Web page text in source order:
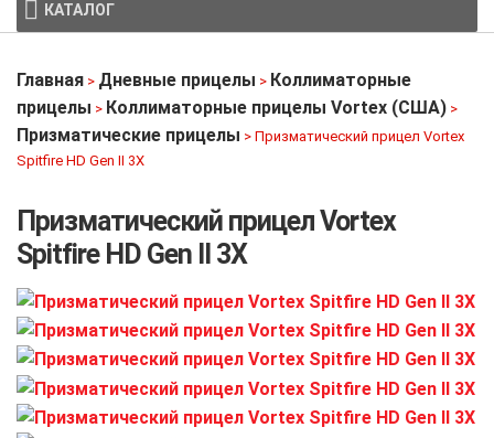
КАТАЛОГ
Главная > Дневные прицелы > Коллиматорные
прицелы > Коллиматорные прицелы Vortex (США) >
Призматические прицелы > Призматический прицел Vortex
Spitfire HD Gen II 3X
Призматический прицел Vortex
Spitfire HD Gen II 3X